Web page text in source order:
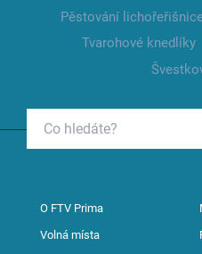
Pěstování
Tvarohové knedlíky
O FTV Prima
Volná místa